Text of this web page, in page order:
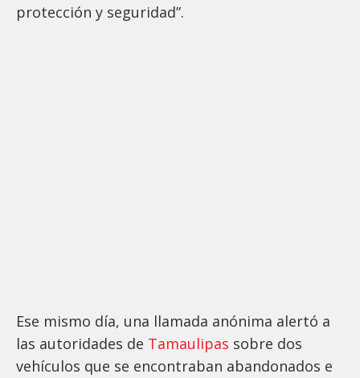
protección y seguridad”.
Ese mismo día, una llamada anónima alertó a
las autoridades de Tamaulipas sobre dos
vehículos que se encontraban abandonados e